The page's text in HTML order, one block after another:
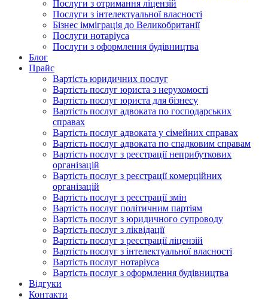
Послуги з отримання ліцензій
Послуги з інтелектуальної власності
Бізнес імміграція до Великобританії
Послуги нотаріуса
Послуги з оформлення будівництва
Блог
Прайс
Вартість юридичних послуг
Вартість послуг юриста з нерухомості
Вартість послуг юриста для бізнесу
Вартість послуг адвоката по господарських
справах
Вартість послуг адвоката у сімейних справах
Вартість послуг адвоката по спадковим справам
Вартість послуг з реєстрації неприбуткових
організацій
Вартість послуг з реєстрації комерційних
організацій
Вартість послуг з реєстрації змін
Вартість послуг політичним партіям
Вартість послуг з юридичного супроводу
Вартість послуг з ліквідації
Вартість послуг з реєстрації ліцензій
Вартість послуг з інтелектуальної власності
Вартість послуг нотаріуса
Вартість послуг з оформлення будівництва
Відгуки
Контакти